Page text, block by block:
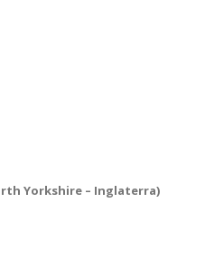
Yorkshire – Inglaterra)